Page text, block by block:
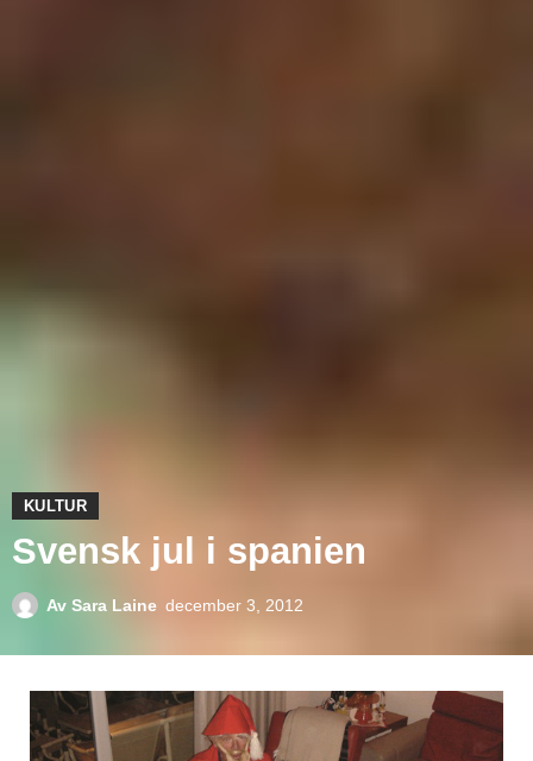
KULTUR
Svensk jul i spanien
Av Sara Laine december 3, 2012